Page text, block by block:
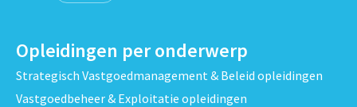
Opleidingen per onderwerp
Strategisch Vastgoedmanagement & Beleid opleidingen
Vastgoedbeheer & Exploitatie opleidingen